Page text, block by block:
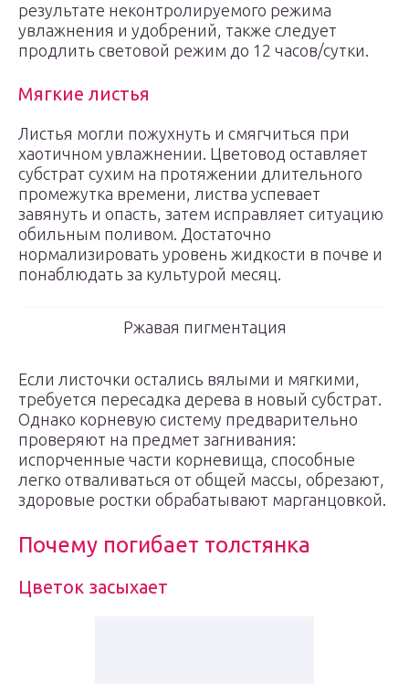
результате неконтролируемого режима
увлажнения и удобрений, также следует
продлить световой режим до 12 часов/сутки.
Мягкие листья
Листья могли пожухнуть и смягчиться при
хаотичном увлажнении. Цветовод оставляет
субстрат сухим на протяжении длительного
промежутка времени, листва успевает
завянуть и опасть, затем исправляет ситуацию
обильным поливом. Достаточно
нормализировать уровень жидкости в почве и
понаблюдать за культурой месяц.
Ржавая пигментация
Если листочки остались вялыми и мягкими,
требуется пересадка дерева в новый субстрат.
Однако корневую систему предварительно
проверяют на предмет загнивания:
испорченные части корневища, способные
легко отваливаться от общей массы, обрезают,
здоровые ростки обрабатывают марганцовкой.
Почему погибает толстянка
Цветок засыхает